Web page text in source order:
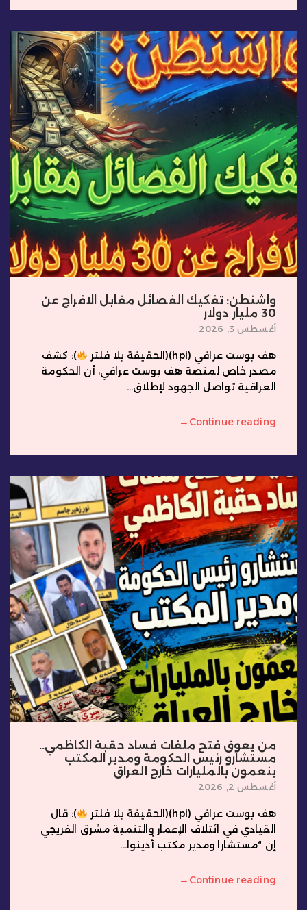
واشنطن: تفكيك الفصائل مقابل الافراج عن
30 مليار دولار
أغسطس 3, 2026
هف بوست عراقي (hpi)(الحقيقة بلا فلتر
): كشف
مصدر خاص لمنصة هف بوست عراقي، أن الحكومة
العراقية تواصل الجهود لإطلاق...
Continue reading
→
من يعوق فتح ملفات فساد حقبة الكاظمي..
مستشارو رئيس الحكومة ومدير المكتب
ينعمون بالمليارات خارج العراق
أغسطس 2, 2026
هف بوست عراقي (hpi)(الحقيقة بلا فلتر
): قال
القيادي في ائتلاف الإعمار والتنمية مشرق الفريجي
إن “مستشارا ومدير مكتب أُدينوا...
Continue reading
→